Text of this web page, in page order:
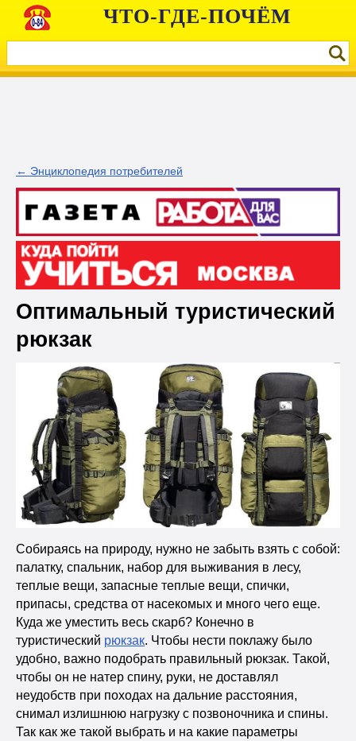
ЧТО-ГДЕ-ПОЧЁМ
← Энциклопедия потребителей
Оптимальный туристический
рюкзак
Собираясь на природу, нужно не забыть взять с собой:
палатку, спальник, набор для выживания в лесу,
теплые вещи, запасные теплые вещи, спички,
припасы, средства от насекомых и много чего еще.
Куда же уместить весь скарб? Конечно в
туристический рюкзак. Чтобы нести поклажу было
удобно, важно подобрать правильный рюкзак. Такой,
чтобы он не натер спину, руки, не доставлял
неудобств при походах на дальние расстояния,
снимал излишнюю нагрузку с позвоночника и спины.
Так как же такой выбрать и на какие параметры